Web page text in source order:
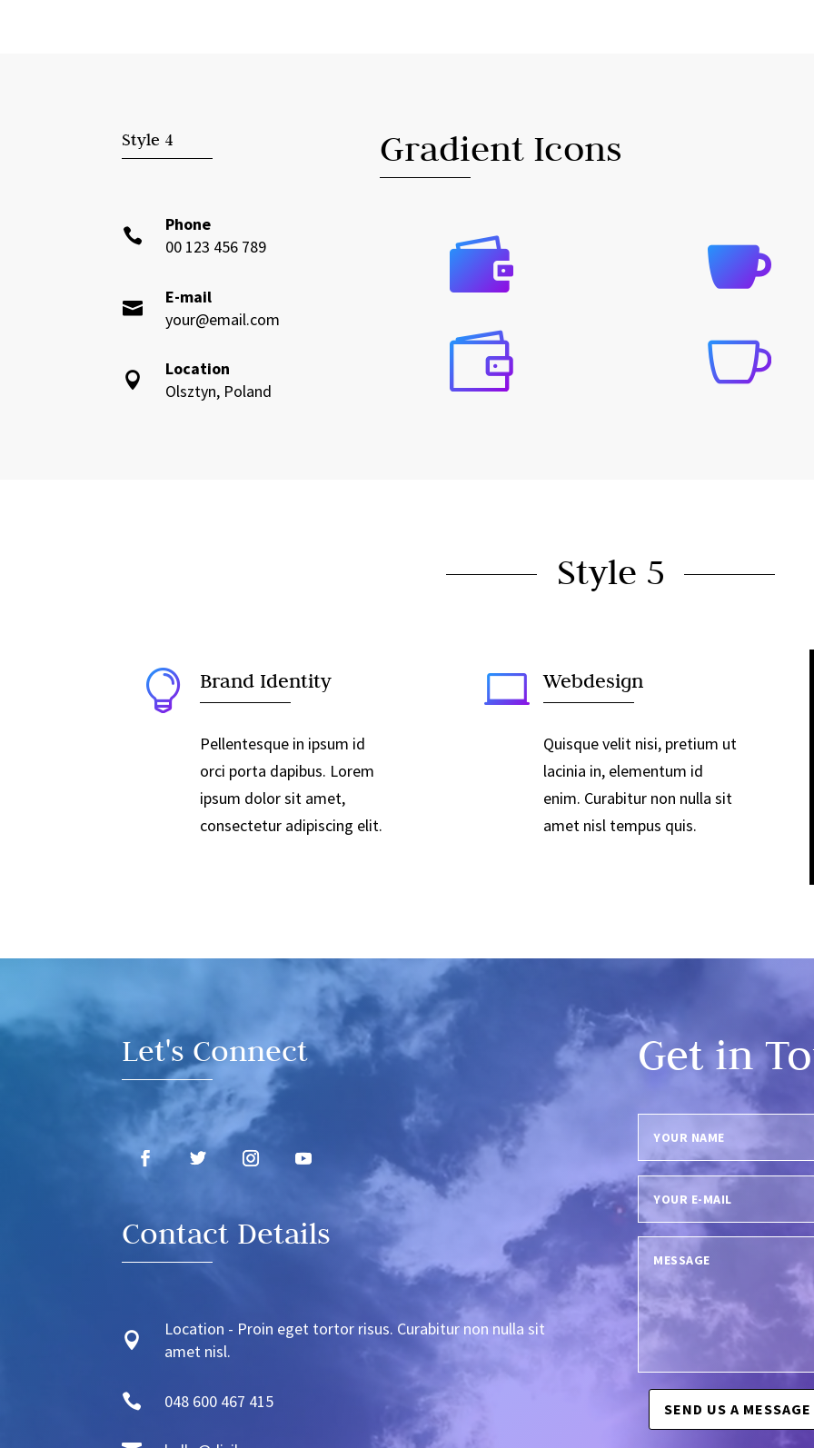
Style 4

Phone
00 123 456 789

E-mail
your@email.com

Location
Olsztyn, Poland
Gradient Icons




Style 5
 Brand Identity
Pellentesque in ipsum id
orci porta dapibus. Lorem
ipsum dolor sit amet,
consectetur adipiscing elit.
 Webdesign
Quisque velit nisi, pretium ut
lacinia in, elementum id
enim. Curabitur non nulla sit
amet nisl tempus quis.
Let's Connect
Contact Details

Location - Proin eget tortor risus. Curabitur non nulla sit
amet nisl.
 048 600 467 415
Get in
SEND US A MESSAGE